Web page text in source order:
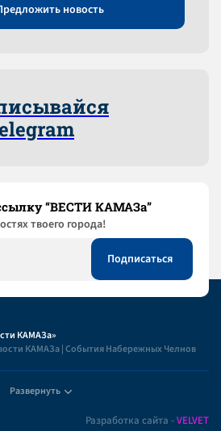
новость
“ВЕСТИ КАМАЗа”
твоего города!
КАМАЗа»
КАМАЗа | События Набережных Челнов
Развернуть
Разработка сайта -VELVET